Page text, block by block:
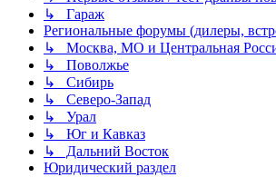
↳ Гараж
Региональные форумы (дилеры,
↳ Москва, МО и Центральная
↳ Поволжье
↳ Сибирь
↳ Северо-Запад
↳ Урал
↳ Юг и Кавказ
↳ Дальний Восток
Юридический раздел